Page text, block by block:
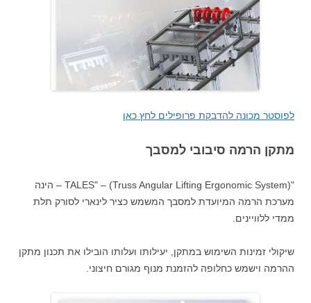
לפוסטר מכונה להדבקת פרופילים לחץ כאן
מתקן הרמה סיבובי למסבך
"TALES" – (Truss Angular Lifting Ergonomic System) – הינה
מערכת הרמה המיועדת למסבך המשמש כציר לינארי לסורק תלת
ממדי ללוויינים.
שיקולי זמינות השימוש במתקן, יעילותו ועלותו הובילו את תכנון מתקן
ההרמה וישמש כחלופה להזמנת מנוף מגורם חיצוני.